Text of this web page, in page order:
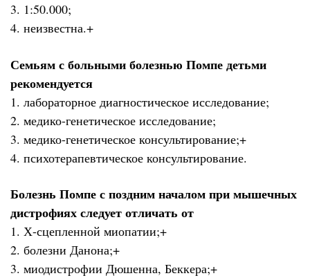
3. 1:50.000;
4. неизвестна.+
Семьям с больными болезнью Помпе детьми
рекомендуется
1. лабораторное диагностическое исследование;
2. медико-генетическое исследование;
3. медико-генетическое консультирование;+
4. психотерапевтическое консультирование.
Болезнь Помпе с поздним началом при мышечных
дистрофиях следует отличать от
1. Х-сцепленной миопатии;+
2. болезни Данона;+
3. миодистрофии Дюшенна, Беккера;+